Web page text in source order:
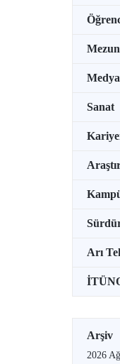
Mezun
Medya
Sanat
Arı
Arşiv
2026